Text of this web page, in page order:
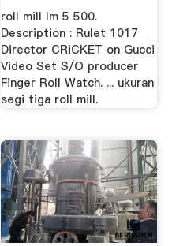
roll mill lm 5 500.
Description : Rulet 1017
Director CRiCKET on Gucci
Video Set S/O producer
Finger Roll Watch. ... ukuran
segi tiga roll mill.